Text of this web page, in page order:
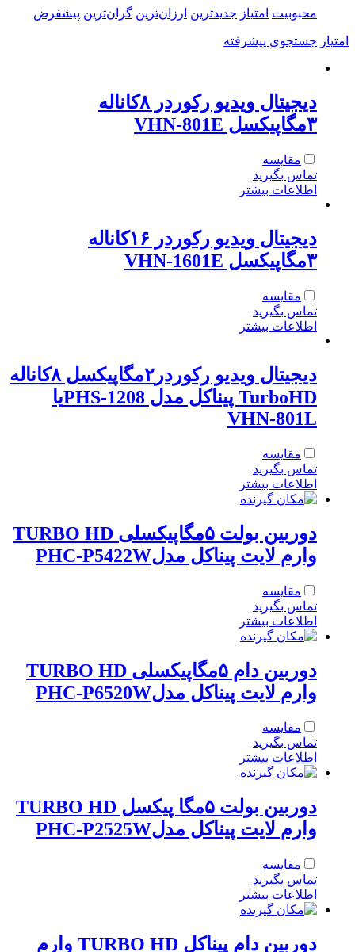
محبوبیت امتیاز جدیدترین ارزان‌ترین گران‌ترین پیشفرض
امتیاز جستجوی پیشرفته
دیجیتال ویدیو رکوردر ۸کاناله
۳مگاپیکسل VHN-801E
مقایسه
تماس بگیرید
اطلاعات بیشتر
دیجیتال ویدیو رکوردر ۱۶کاناله
۳مگاپیکسل VHN-1601E
مقایسه
تماس بگیرید
اطلاعات بیشتر
دیجیتال ویدیو رکوردر۲مگاپیکسل ۸کاناله
TurboHD پیناکل مدل PHS-1208یا
VHN-801L
مقایسه
تماس بگیرید
اطلاعات بیشتر
دوربین بولت ۵مگاپیکسلی TURBO HD
وارم لایت پیناکل مدلPHC-P5422W
مقایسه
تماس بگیرید
اطلاعات بیشتر
دوربین دام ۵مگاپیکسلی TURBO HD
وارم لایت پیناکل مدلPHC-P6520W
مقایسه
تماس بگیرید
اطلاعات بیشتر
دوربین بولت ۵مگا پیکسل TURBO HD
وارم لایت پیناکل مدلPHC-P2525W
مقایسه
تماس بگیرید
اطلاعات بیشتر
دوربین دام پیناکل TURBO HD وارم